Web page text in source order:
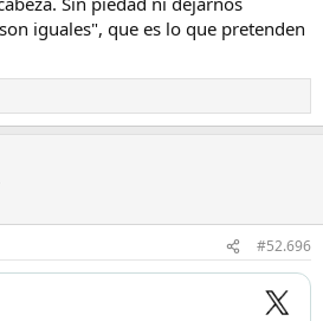
iguales", que es lo que pretenden
#52.696